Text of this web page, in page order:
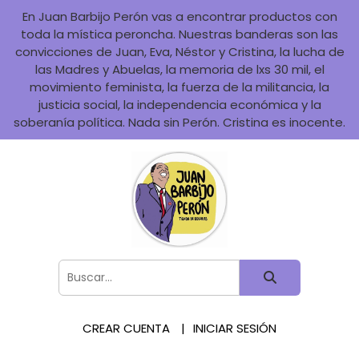
En Juan Barbijo Perón vas a encontrar productos con
toda la mística peroncha. Nuestras banderas son las
convicciones de Juan, Eva, Néstor y Cristina, la lucha de
las Madres y Abuelas, la memoria de lxs 30 mil, el
movimiento feminista, la fuerza de la militancia, la
justicia social, la independencia económica y la
soberanía política. Nada sin Perón. Cristina es inocente.
CREAR CUENTA INICIAR SESIÓN